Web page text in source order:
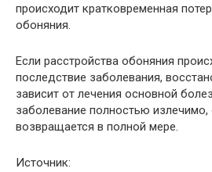
происходит кратковременная
обоняния.
Если расстройства обоняния
последствие заболевания,
зависит от лечения основной
заболевание полностью излечимо,
возвращается в полной мере.
Источник: